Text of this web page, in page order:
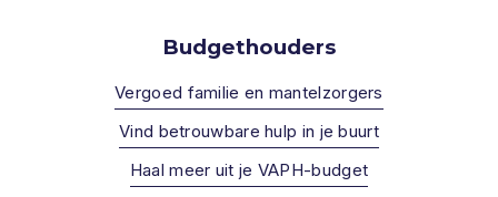
Budgethouders
Vergoed familie en mantelzorgers
Vind betrouwbare hulp in je buurt
Haal meer uit je VAPH-budget